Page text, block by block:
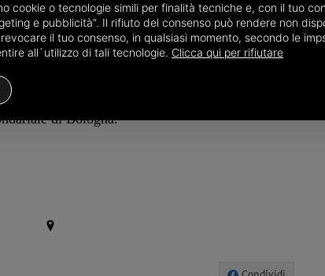
che si sono accorti della truffa ai loro danni e a
aveva appena installato l’apparecchio. A finire in
è stato un albanese dell’88, denunciato
che si sono rese conto solo dopo di essere
gravato anche da precedenti specifici, è
di Bologna.
cookie o tecnologie simili per finalità tecniche e, con il tuo
e pubblicità”. Il rifiuto del consenso può rendere non
il tuo consenso, in qualsiasi momento, secondo le
all`utilizzo di tali tecnologie. Clicca qui per rifiutare